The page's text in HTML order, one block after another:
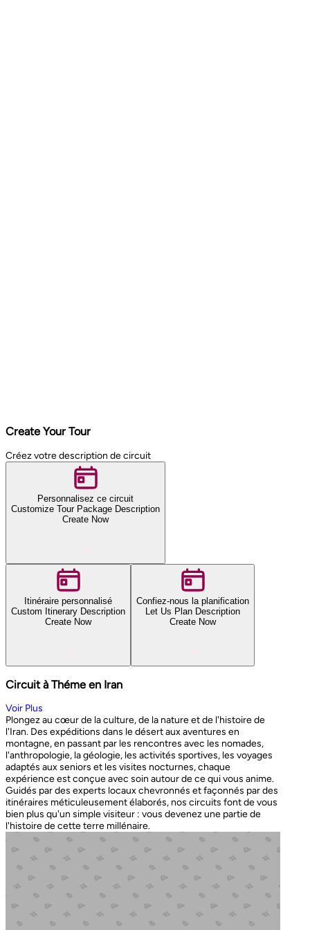
Create Your Tour
Créez votre description de circuit
Personnalisez ce circuit
Customize Tour Package Description
Create Now
Itinéraire personnalisé
Custom Itinerary Description
Create Now
Confiez-nous la planification
Let Us Plan Description
Create Now
Circuit à Théme en Iran
Voir Plus
Plongez au cœur de la culture, de la nature et de l'histoire de
l'Iran. Des expéditions dans le désert aux aventures en
montagne, en passant par les rencontres avec les nomades,
l'anthropologie, la géologie, les activités sportives, les voyages
adaptés aux seniors et les visites nocturnes, chaque
expérience est conçue avec soin autour de ce qui vous anime.
Guidés par des experts locaux chevronnés et façonnés par des
itinéraires méticuleusement élaborés, nos circuits font de vous
bien plus qu'un simple visiteur : vous devenez une partie de
l'histoire de cette terre millénaire.